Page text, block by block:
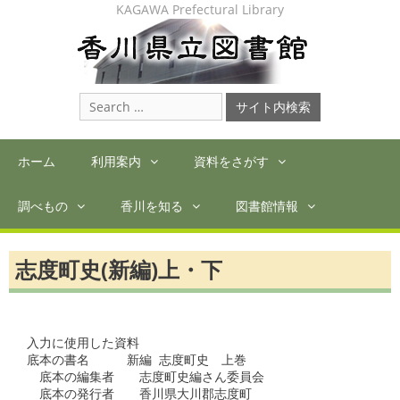
KAGAWA Prefectural Library
Search
for:
ホーム 利用案内 資料をさがす
調べもの 香川を知る 図書館情報
志度町史(新編)上・下
入力に使用した資料
底本の書名　　　新編 志度町史　上巻
底本の編集者　　志度町史編さん委員会
底本の発行者　　香川県大川郡志度町